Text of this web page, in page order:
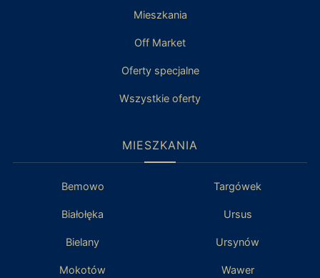
Mieszkania
Off Market
Oferty specjalne
Wszystkie oferty
MIESZKANIA
Bemowo
Białołęka
Bielany
Mokotów
Targówek
Ursus
Ursynów
Wawer